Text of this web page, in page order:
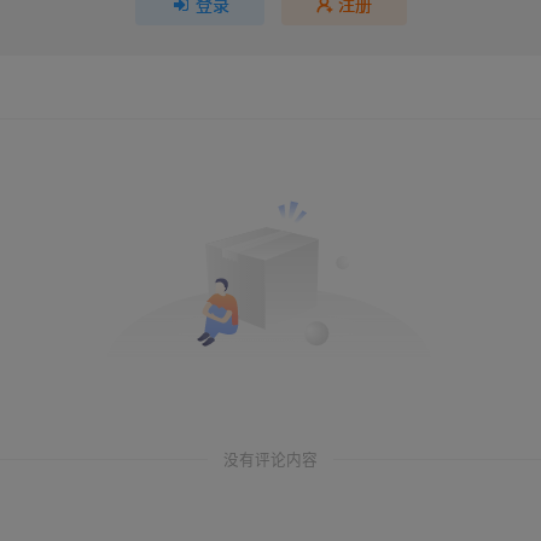
没有评论内容